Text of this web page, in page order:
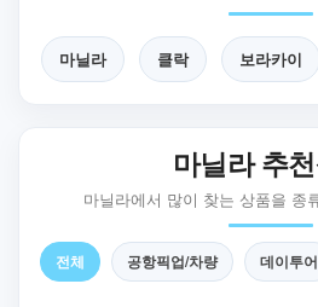
마닐라 클락 보라카이
마닐라 추
마닐라에서 많이 찾는 상품을 종
전체 공항픽업/차량 데이투어